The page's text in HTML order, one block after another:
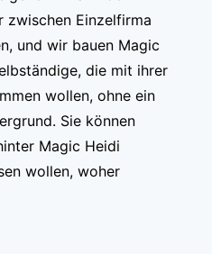
zwischen Einzelfirma
und wir bauen Magic
die mit ihrer
wollen, ohne ein
Sie können
Magic Heidi
wollen, woher